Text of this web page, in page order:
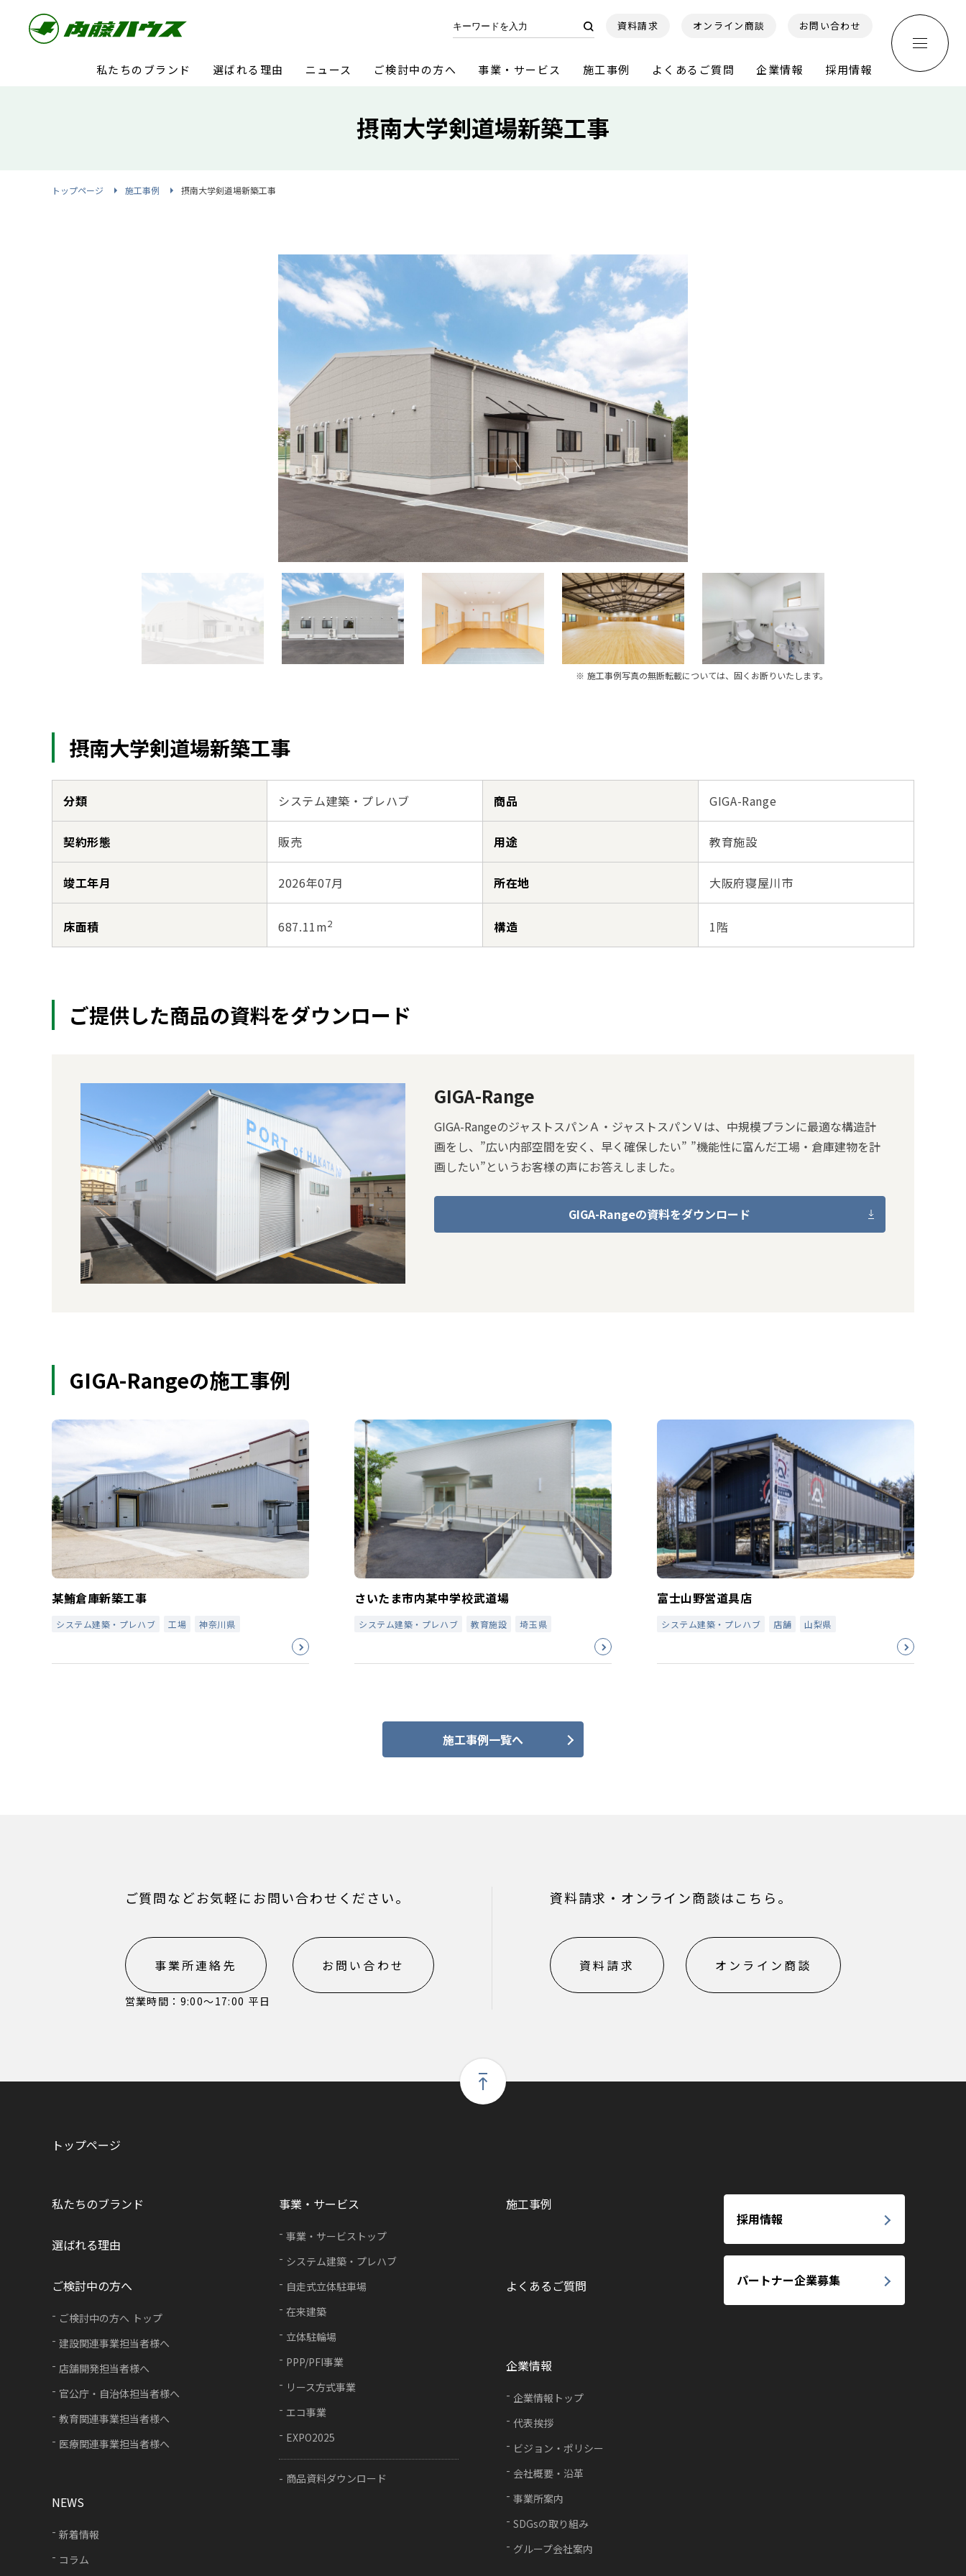
資料請求 オンライン商談 お問い合わせ
私たちのブランド 選ばれる理由 ニュース ご検討中の方へ 事業・サービス 施工事例 よくあるご質問 企業情報 採用情報
摂南大学剣道場新築工事
トップページ 施工事例 摂南大学剣道場新築工事
※ 施工事例写真の無断転載については、固くお断りいたします。
摂南大学剣道場新築工事
分類 システム建築・プレハブ 商品 GIGA-Range
契約形態 販売 用途 教育施設
竣工年月 2026年07月 所在地 大阪府寝屋川市
床面積 687.11m2 構造 1階
ご提供した商品の資料をダウンロード
GIGA-Range
GIGA-RangeのジャストスパンＡ・ジャストスパンＶは、中規模プランに最適な構造計
画をし、”広い内部空間を安く、早く確保したい” ”機能性に富んだ工場・倉庫建物を計
画したい”というお客様の声にお答えしました。
GIGA-Rangeの資料をダウンロード
GIGA-Rangeの施工事例
某鮪倉庫新築工事
システム建築・プレハブ 工場 神奈川県
さいたま市内某中学校武道場
システム建築・プレハブ 教育施設 埼玉県
富士山野営道具店
システム建築・プレハブ 店舗 山梨県
施工事例一覧へ
ご質問などお気軽にお問い合わせください。
事業所連絡先
営業時間：9:00〜17:00 平日
お問い合わせ
資料請求・オンライン商談はこちら。
資料請求 オンライン商談
トップページ
私たちのブランド 事業・サービス
事業・サービストップ
システム建築・プレハブ
自走式立体駐車場
在来建築
立体駐輪場
PPP/PFI事業
リース方式事業
エコ事業
EXPO2025
商品資料ダウンロード
施工事例
選ばれる理由
よくあるご質問
ご検討中の方へ
ご検討中の方へ トップ
建設関連事業担当者様へ
店舗開発担当者様へ
官公庁・自治体担当者様へ
教育関連事業担当者様へ
医療関連事業担当者様へ
企業情報
企業情報トップ
代表挨拶
ビジョン・ポリシー
会社概要・沿革
事業所案内
SDGsの取り組み
グループ会社案内
NEWS
新着情報
コラム
採用情報
パートナー企業募集